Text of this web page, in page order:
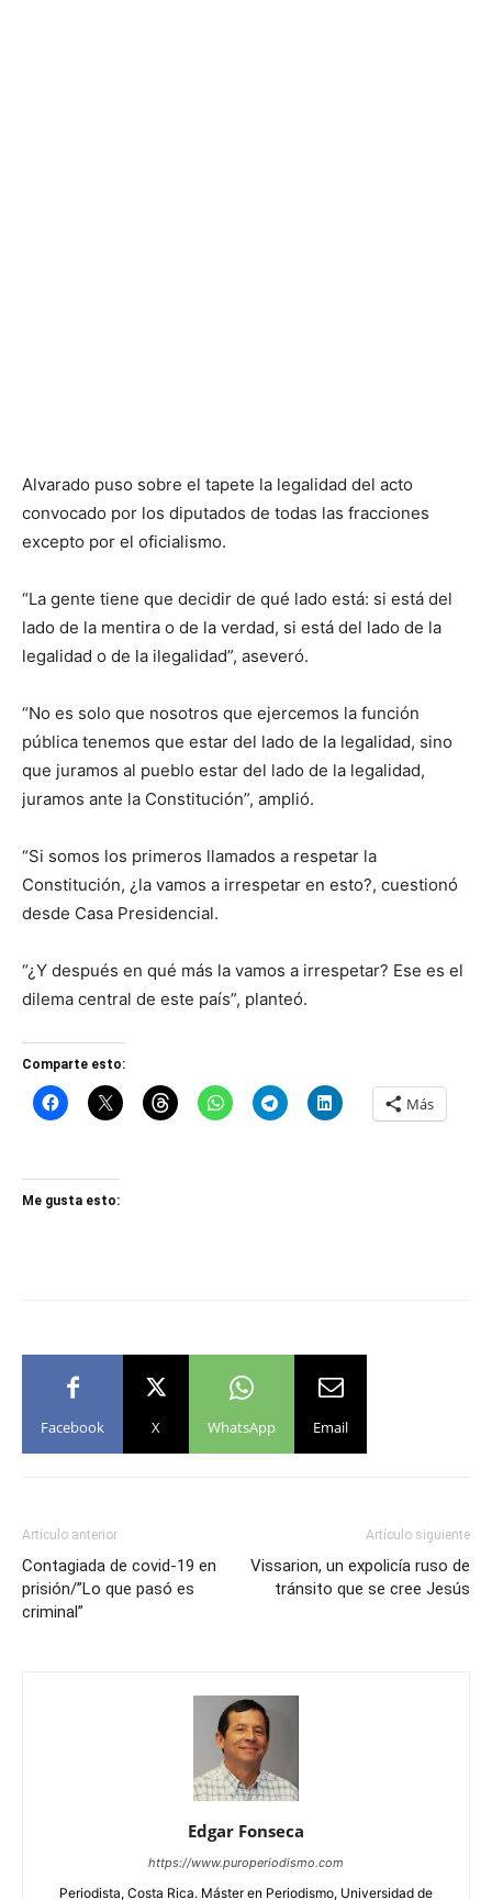
Alvarado puso sobre el tapete la legalidad del acto
convocado por los diputados de todas las fracciones
excepto por el oficialismo.
“La gente tiene que decidir de qué lado está: si está del
lado de la mentira o de la verdad, si está del lado de la
legalidad o de la ilegalidad”, aseveró.
“No es solo que nosotros que ejercemos la función
pública tenemos que estar del lado de la legalidad, sino
que juramos al pueblo estar del lado de la legalidad,
juramos ante la Constitución”, amplió.
“Si somos los primeros llamados a respetar la
Constitución, ¿la vamos a irrespetar en esto?, cuestionó
desde Casa Presidencial.
“¿Y después en qué más la vamos a irrespetar? Ese es el
dilema central de este país”, planteó.
Comparte esto:
Más
Me gusta esto:
Facebook X WhatsApp Email
Artículo anterior
Contagiada de covid-19 en
prisión/”Lo que pasó es
criminal”
Artículo siguiente
Vissarion, un expolicía ruso de
tránsito que se cree Jesús
Edgar Fonseca
https://www.puroperiodismo.com
Periodista, Costa Rica. Máster en Periodismo, Universidad de